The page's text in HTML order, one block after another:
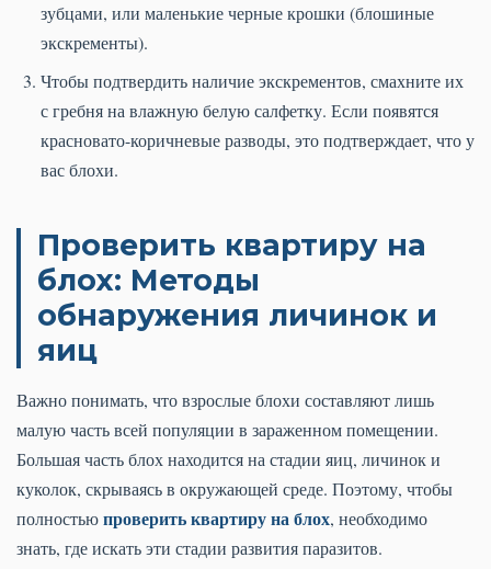
зубцами, или маленькие черные крошки (блошиные
экскременты).
Чтобы подтвердить наличие экскрементов, смахните их
с гребня на влажную белую салфетку. Если появятся
красновато-коричневые разводы, это подтверждает, что у
вас блохи.
Проверить квартиру на
блох: Методы
обнаружения личинок и
яиц
Важно понимать, что взрослые блохи составляют лишь
малую часть всей популяции в зараженном помещении.
Большая часть блох находится на стадии яиц, личинок и
куколок, скрываясь в окружающей среде. Поэтому, чтобы
полностьюпроверить квартиру на блох, необходимо
знать, где искать эти стадии развития паразитов.